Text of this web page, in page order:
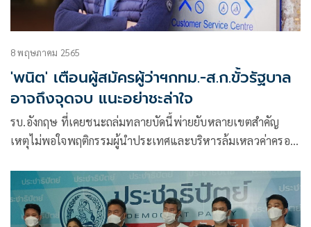
8 พฤษภาคม 2565
'พนิต' เตือนผู้สมัครผู้ว่าฯกทม.-ส.ก.ขั้วรัฐบาล
อาจถึงจุดจบ แนะอย่าชะล่าใจ
รบ.อังกฤษ ที่เคยชนะถล่มทลายบัดนี้พ่ายยับหลายเขตสำคัญ
เหตุไม่พอใจพฤติกรรมผู้นำประเทศและบริหารล้มเหลวค่าครอง